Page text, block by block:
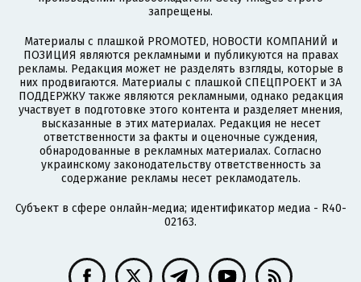
запрещены.
Материалы с плашкой PROMOTED, НОВОСТИ КОМПАНИЙ и
ПОЗИЦИЯ являются рекламными и публикуются на правах
рекламы. Редакция может не разделять взгляды, которые в
них продвигаются. Материалы с плашкой СПЕЦПРОЕКТ и ЗА
ПОДДЕРЖКУ также являются рекламными, однако редакция
участвует в подготовке этого контента и разделяет мнения,
высказанные в этих материалах. Редакция не несет
ответственности за факты и оценочные суждения,
обнародованные в рекламных материалах. Согласно
украинскому законодательству ответственность за
содержание рекламы несет рекламодатель.
Субъект в сфере онлайн-медиа; идентификатор медиа - R40-
02163.